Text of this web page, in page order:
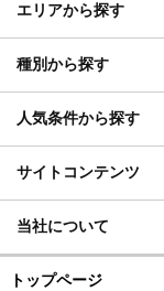
エリアから探す
種別から探す
人気条件から探す
サイトコンテンツ
当社について
トップページ